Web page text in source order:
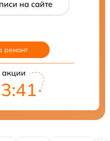
на сайте
ремонт
акции